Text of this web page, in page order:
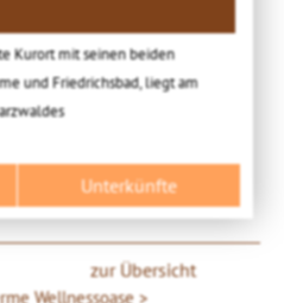
Kurort mit seinen beiden
und Friedrichsbad, liegt am
Unterkünfte
zur Übersicht
Wellnessoase